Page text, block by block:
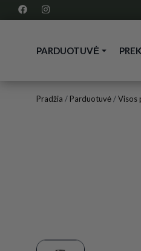
PARDUOTUVĖ
Pradžia / Parduotuvė/Visos